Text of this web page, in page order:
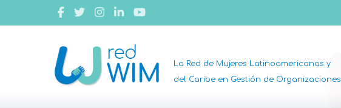
La Red de Mujeres Latinoamericanas y
del Caribe en Gestión de Organizaciones